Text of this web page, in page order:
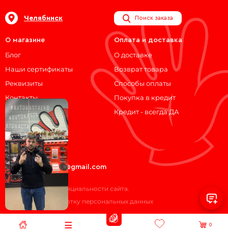
Челябинск Поиск заказа
О магазине
Блог
Наши сертификаты
Реквизиты
Контакты
Оплата и доставка
О доставке
Возврат товара
Способы оплаты
Покупка в кредит
Кредит - всегда ДА
Мы на связи!
ВКонтакте
Telegram
avtokasta74@gmail.com
Политика конфиденциальности сайта.
Согласие на обработку персональных данных
0